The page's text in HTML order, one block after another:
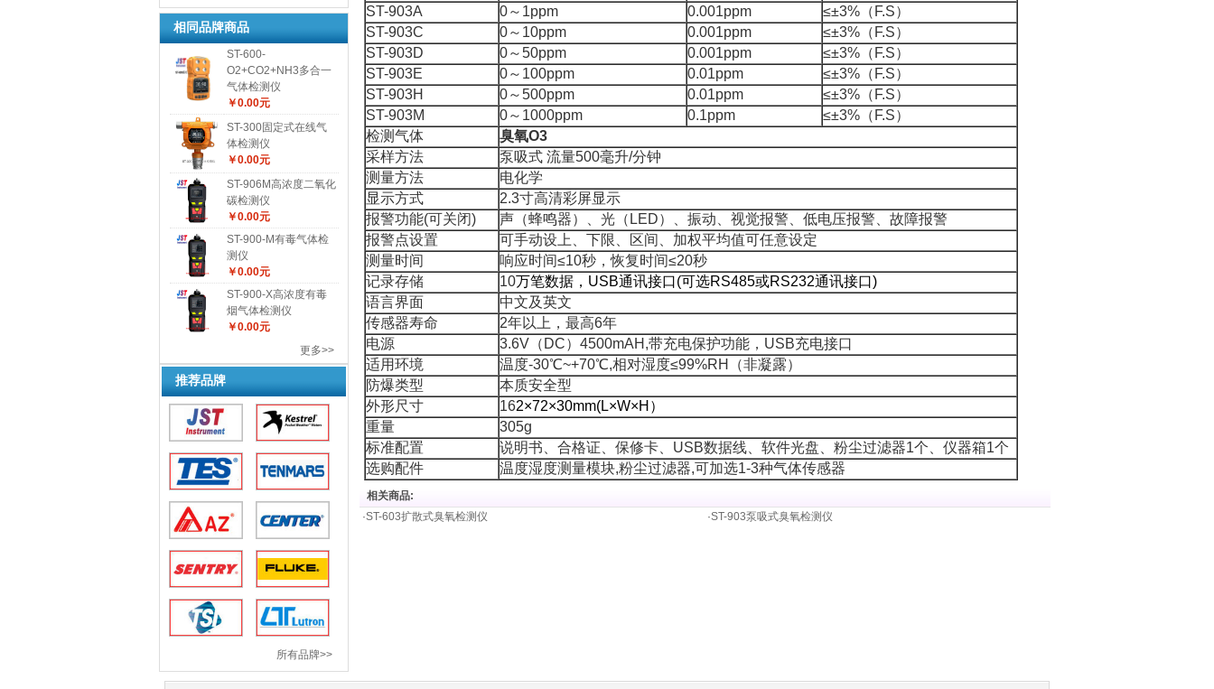
相同品牌商品
ST-600-
O2+CO2+NH3多合一
气体检测仪
￥0.00元
ST-300固定式在线气
体检测仪
￥0.00元
ST-906M高浓度二氧化
碳检测仪
￥0.00元
ST-900-M有毒气体检
测仪
￥0.00元
ST-900-X高浓度有毒
烟气体检测仪
￥0.00元
更多>>
推荐品牌
所有品牌>>
ST-903A
0～1ppm 0.001ppm
≤±3%（F.S）
ST-903C
0～10ppm 0.001ppm
≤±3%（F.S）
ST-903D
0～50ppm 0.001ppm
≤±3%（F.S）
ST-903E
0～100ppm 0.01ppm
≤±3%（F.S）
ST-903H
0～500ppm 0.01ppm
≤±3%（F.S）
ST-903M
0～1000ppm 0.1ppm
≤±3%（F.S）
检测气体
臭氧O3
采样方法
泵吸式 流量500毫升/分钟
测量方法
电化学
显示方式
2.3寸高清彩屏显示
报警功能(可关闭)
声（蜂鸣器）、光（LED）、振动 、视觉报警、 低电压报警 、故障报警
报警点设置
可手动设上、下限 、区间、加权平均值可任意设定
测量时间
响应时间≤10秒 ，恢复时间≤20秒
记录存储
10万笔数据 ，USB通讯接口(可选RS485或RS232通讯接口)
语言界面
中文及英文
传感器寿命
2年以上，最高6年
电源
3.6V（DC）4500mAH,带充电保护功能 ， USB充电接口
适用环境
温度-30℃~+70℃,相对湿度≤99%RH（非凝露）
防爆类型
本质安全型
外形尺寸
162×72×30mm(L×W×H）
重量
305g
标准配置
说明书、合格证、保修卡、 USB数据线、 软件光盘、粉尘过滤器1个 、仪器箱1个
选购配件
温度湿度测量模块,粉尘过滤器,可加选1-3种气体传感器
相关商品:
·ST-603扩散式臭氧检测仪 ·ST-903泵吸式臭氧检测仪